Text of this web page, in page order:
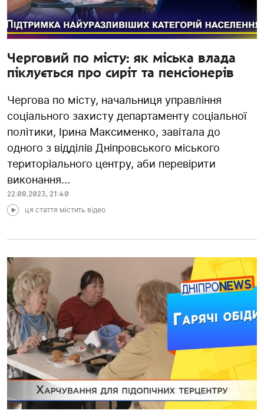
Черговий по місту: як міська влада
піклується про сиріт та пенсіонерів
Чергова по місту, начальниця управління
соціального захисту департаменту соціальної
політики, Ірина Максименко, завітала до
одного з відділів Дніпровського міського
територіального центру, аби перевірити
виконання...
22.08.2023, 21:40
ця стаття містить відео